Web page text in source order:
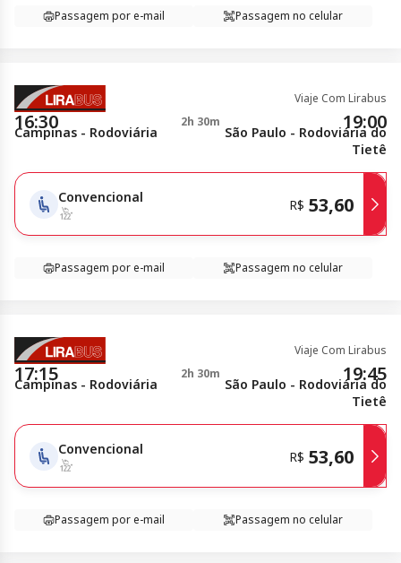
Passagem por e-mail Passagem no celular
Viaje Com Lirabus
16:30 2h 30m 19:00
Campinas - Rodoviária
São Paulo - Rodoviária do
Tietê
Convencional R$ 53,60
Passagem por e-mail Passagem no celular
Viaje Com Lirabus
17:15 2h 30m 19:45
Campinas - Rodoviária
São Paulo - Rodoviária do
Tietê
Convencional R$ 53,60
Passagem por e-mail Passagem no celular